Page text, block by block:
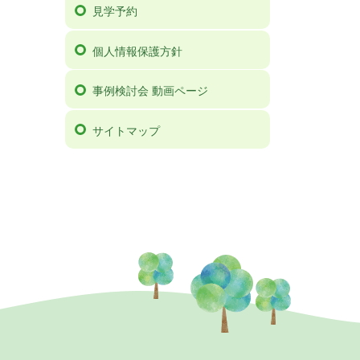
見学予約
個人情報保護方針
事例検討会 動画ページ
サイトマップ